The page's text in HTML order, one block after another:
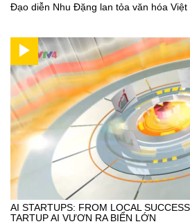
Đạo diễn Nhu Đặng lan tỏa văn hóa
AI STARTUPS: FROM LOCAL
TARTUP AI VƯƠN RA BIỂN LỚN